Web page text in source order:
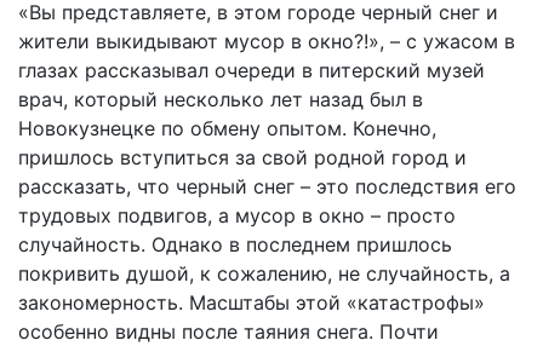
«Вы представляете, в этом городе черный снег и
жители выкидывают мусор в окно?!», – с ужасом в
глазах рассказывал очереди в питерский музей
врач, который несколько лет назад был в
Новокузнецке по обмену опытом. Конечно,
пришлось вступиться за свой родной город и
рассказать, что черный снег – это последствия его
трудовых подвигов, а мусор в окно – просто
случайность. Однако в последнем пришлось
покривить душой, к сожалению, не случайность, а
закономерность. Масштабы этой «катастрофы»
особенно видны после таяния снега. Почти